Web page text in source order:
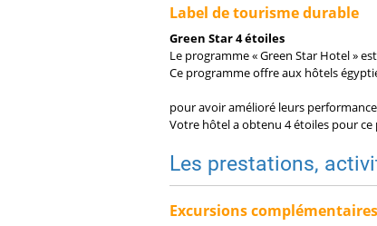
Label de tourisme durable
Green Star 4 étoiles
Le programme « Green Star Hotel »
Ce programme offre aux hôtels
pour avoir amélioré leurs
Votre hôtel a obtenu 4 étoiles pour
Les prestations,
Excursions